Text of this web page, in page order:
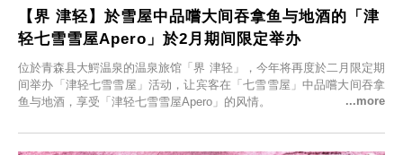
【界 津轻】於雪屋中品嚐大间吞拿鱼与地酒的「津
轻七雪雪屋Apero」於2月期间限定举办
位於青森县大鰐温泉的温泉旅馆「界 津轻」，今年将再度於二月限定期
间举办「津轻七雪雪屋」活动，让宾客在「七雪雪屋」中品嚐大间吞拿
鱼与地酒，享受「津轻七雪雪屋Apero」的风情。